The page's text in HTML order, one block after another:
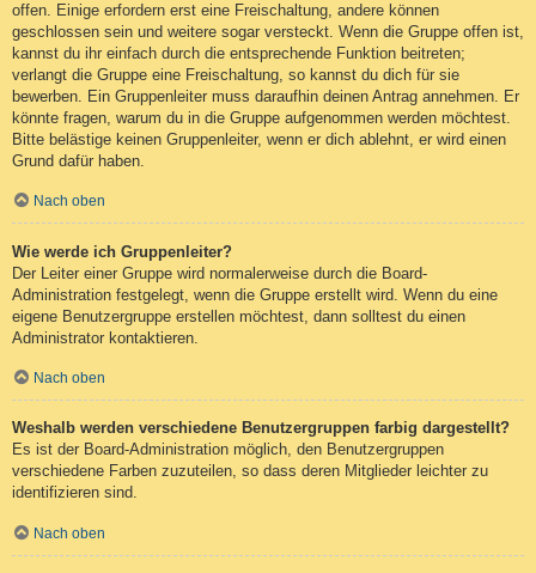
offen. Einige erfordern erst eine Freischaltung, andere können
geschlossen sein und weitere sogar versteckt. Wenn die Gruppe offen ist,
kannst du ihr einfach durch die entsprechende Funktion beitreten;
verlangt die Gruppe eine Freischaltung, so kannst du dich für sie
bewerben. Ein Gruppenleiter muss daraufhin deinen Antrag annehmen. Er
könnte fragen, warum du in die Gruppe aufgenommen werden möchtest.
Bitte belästige keinen Gruppenleiter, wenn er dich ablehnt, er wird einen
Grund dafür haben.
Nach oben
Wie werde ich Gruppenleiter?
Der Leiter einer Gruppe wird normalerweise durch die Board-
Administration festgelegt, wenn die Gruppe erstellt wird. Wenn du eine
eigene Benutzergruppe erstellen möchtest, dann solltest du einen
Administrator kontaktieren.
Nach oben
Weshalb werden verschiedene Benutzergruppen farbig dargestellt?
Es ist der Board-Administration möglich, den Benutzergruppen
verschiedene Farben zuzuteilen, so dass deren Mitglieder leichter zu
identifizieren sind.
Nach oben